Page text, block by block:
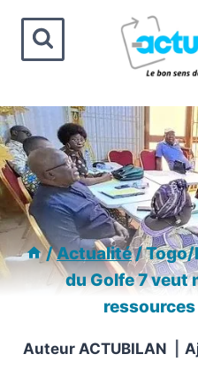
contenu
/Actualité/Togo/
du Golfe 7 veut
Auteur ACTUBILAN